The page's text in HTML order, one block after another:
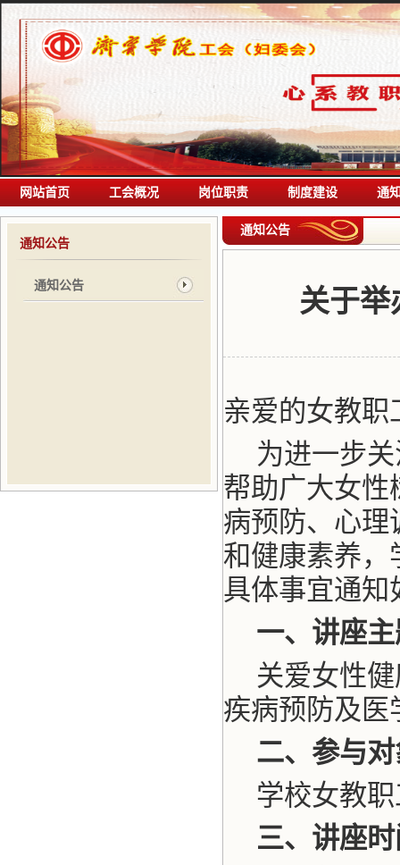
网站首页 工会概况 岗位职责 制度建设 通
通知公告
通知公告
通知公告
关于举
亲爱的女教职
为进一步
帮助广大女性
病预防、心理
和健康素养，
具体事宜通知
一、讲座
关爱女性
疾病预防及医
二、参与
学校女教
三、讲座